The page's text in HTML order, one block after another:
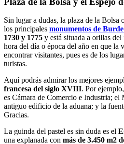
Sin lugar a dudas, la plaza de la Bolsa
los principales monumentos de
1730 y 1775 y está situada a orillas
hora del día o época del año en que la
encontrar visitantes, pues es de los
turistas.
Aquí podrás admirar los mejores
francesa del siglo XVIII. Por
es Cámara de Comercio e Industria; el
antiguo edificio de la aduana; y la
Gracias.
La guinda del pastel es sin duda es el
una explanada con más de 3.450 m2